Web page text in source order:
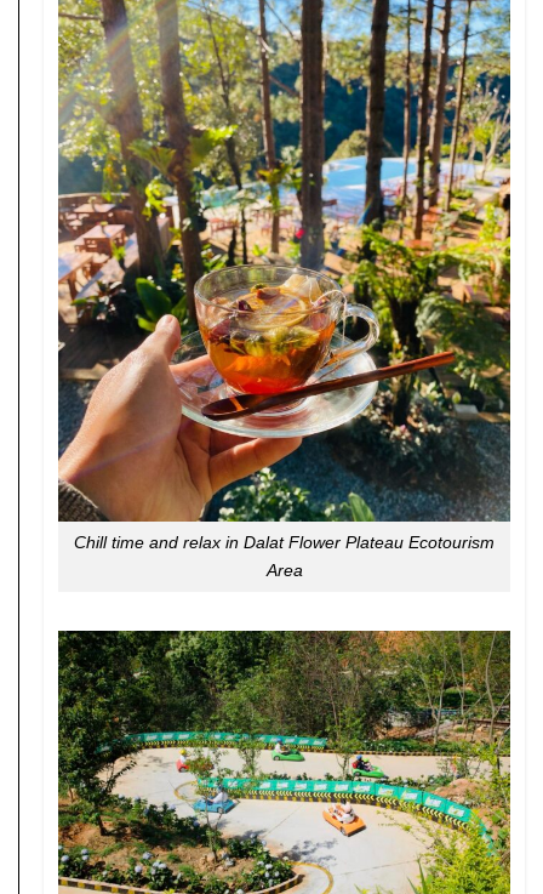
Chill time and relax in Dalat Flower Plateau Ecotourism
Area